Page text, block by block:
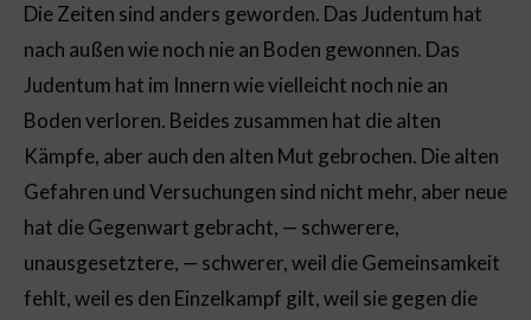
Die Zeiten sind anders geworden. Das Judentum hat
nach außen wie noch nie an Boden gewonnen. Das
Judentum hat im Innern wie vielleicht noch nie an
Boden verloren. Beides zusammen hat die alten
Kämpfe, aber auch den alten Mut gebrochen. Die alten
Gefahren und Versuchungen sind nicht mehr, aber neue
hat die Gegenwart gebracht, — schwerere,
unausgesetztere, — schwerer, weil die Gemeinsamkeit
fehlt, weil es den Einzelkampf gilt, weil sie gegen die